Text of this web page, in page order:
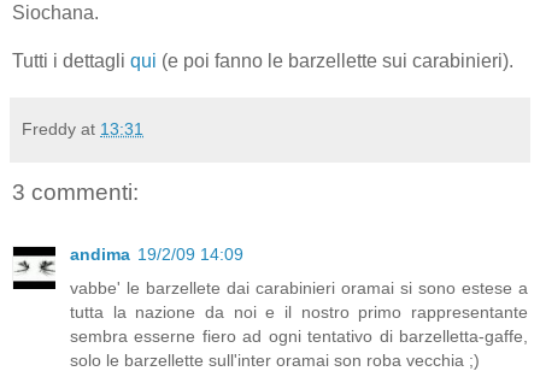
Siochana.
Tutti i dettagli qui (e poi fanno le barzellette sui carabinieri).
Freddy at 13:31
3 commenti:
andima 19/2/09 14:09
vabbe' le barzellete dai carabinieri oramai si sono estese a
tutta la nazione da noi e il nostro primo rappresentante
sembra esserne fiero ad ogni tentativo di barzelletta-gaffe,
solo le barzellette sull'inter oramai son roba vecchia ;)